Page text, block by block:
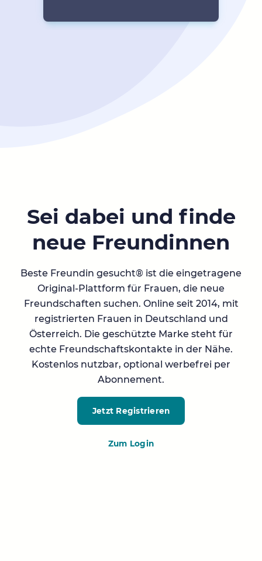
Sei dabei und finde
neue Freundinnen
Beste Freundin gesucht® ist die eingetragene
Original-Plattform für Frauen, die neue
Freundschaften suchen. Online seit 2014, mit
registrierten Frauen in Deutschland und
Österreich. Die geschützte Marke steht für
echte Freundschaftskontakte in der Nähe.
Kostenlos nutzbar, optional werbefrei per
Abonnement.
Jetzt Registrieren
Zum Login